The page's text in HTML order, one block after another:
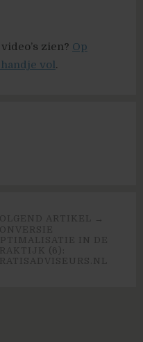
zien? Op
vol.
ARTIKEL →
IN DE
(6):